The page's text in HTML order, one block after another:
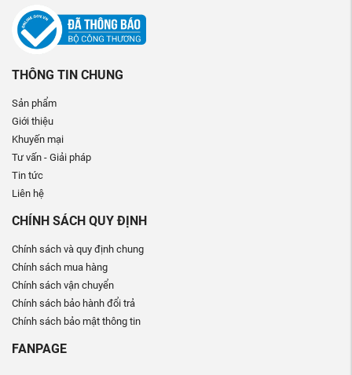
THÔNG TIN CHUNG
Sản phẩm
Giới thiệu
Khuyến mại
Tư vấn - Giải pháp
Tin tức
Liên hệ
CHÍNH SÁCH QUY ĐỊNH
Chính sách và quy định chung
Chính sách mua hàng
Chính sách vận chuyển
Chính sách bảo hành đổi trả
Chính sách bảo mật thông tin
FANPAGE